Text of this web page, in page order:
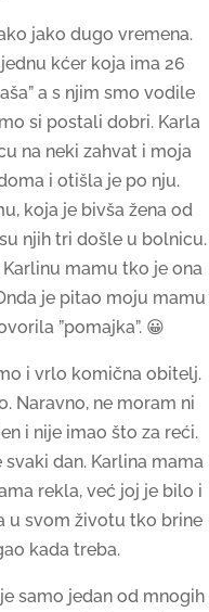
jako dugo vremena.
kćer koja ima 26
a s njim smo vodile
si postali dobri. Karla
na neki zahvat i moja
i otišla je po nju.
koja je bivša žena od
njih tri došle u bolnicu.
mamu tko je ona
je pitao moju mamu
”pomajka”. 😀
i vrlo komična obitelj.
Naravno, ne moram ni
i nije imao što za reći.
dan. Karlina mama
rekla, već joj je bilo i
u svom životu tko brine
kada treba.
samo jedan od mnogih